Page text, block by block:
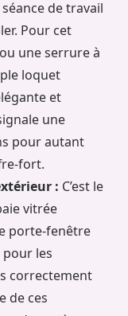
de travail
Pour cet
une serrure à
loquet
et
une
pour autant
fort.
: C’est le
vitrée
porte-fenêtre
les
correctement
de ces